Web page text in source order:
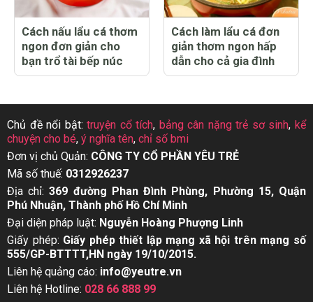
Cách nấu lẩu cá thơm
ngon đơn giản cho
bạn trổ tài bếp núc
Cách làm lẩu cá đơn
giản thơm ngon hấp
dẫn cho cả gia đình
Chủ đề nổi bật:truyện cổ tích, bảng cân nặng trẻ sơ sinh,kể
chuyện cho bé, ý nghĩa tên, chỉ số bmi
Đơn vị chủ Quản: CÔNG TY CỔ PHẦN YÊU TRẺ
Mã số thuế: 0312926237
Địa chỉ:369 đường Phan Đình Phùng, Phường 15, Quận
Phú Nhuận, Thành phố Hồ Chí Minh
Đại diện pháp luật: Nguyễn Hoàng Phượng Linh
Giấy phép: Giấy phép thiết lập mạng xã hội trên mạng số
555/GP-BTTTT,HN ngày 19/10/2015.
Liên hệ quảng cáo: info@yeutre.vn
Liên hệ Hotline: 028 66 888 99